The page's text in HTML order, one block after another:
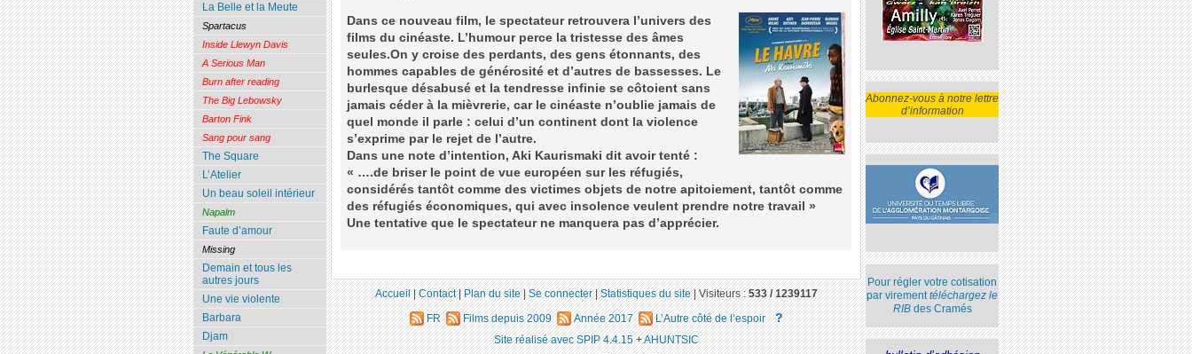
Dans ce nouveau film, le spectateur retrouvera l’univers des
films du cinéaste. L’humour perce la tristesse des âmes
seules.On y croise des perdants, des gens étonnants, des
hommes capables de générosité et d’autres de bassesses. Le
burlesque désabusé et la tendresse infinie se côtoient sans
jamais céder à la mièvrerie, car le cinéaste n’oublie jamais de
quel monde il parle : celui d’un continent dont la violence
s’exprime par le rejet de l’autre.
Dans une note d’intention, Aki Kaurismaki dit avoir tenté :
« ….de briser le point de vue européen sur les réfugiés,
considérés tantôt comme des victimes objets de notre apitoiement, tantôt comme
des réfugiés économiques, qui avec insolence veulent prendre notre travail »
Une tentative que le spectateur ne manquera pas d’apprécier.
Abonnez-vous à notre lettre
d’information
Pour régler votre cotisation
par virementtéléchargez le
RIBdes Cramés
La Belle et la Meute
Spartacus
Inside Llewyn Davis
A Serious Man
Burn after reading
The Big Lebowsky
Barton Fink
Sang pour sang
The Square
L’Atelier
Un beau soleil intérieur
Napalm
Faute d’amour
Missing
Demain et tous les
autres jours
Une vie violente
Barbara
Djam
Accueil|Contact|Plan du site|Se connecter|Statistiques du site|Visiteurs :533 / 1239117
FR Films depuis 2009 Année 2017 L’Autre côté de l’espoir ?
Site réalisé avec SPIP 4.4.15+AHUNTSIC